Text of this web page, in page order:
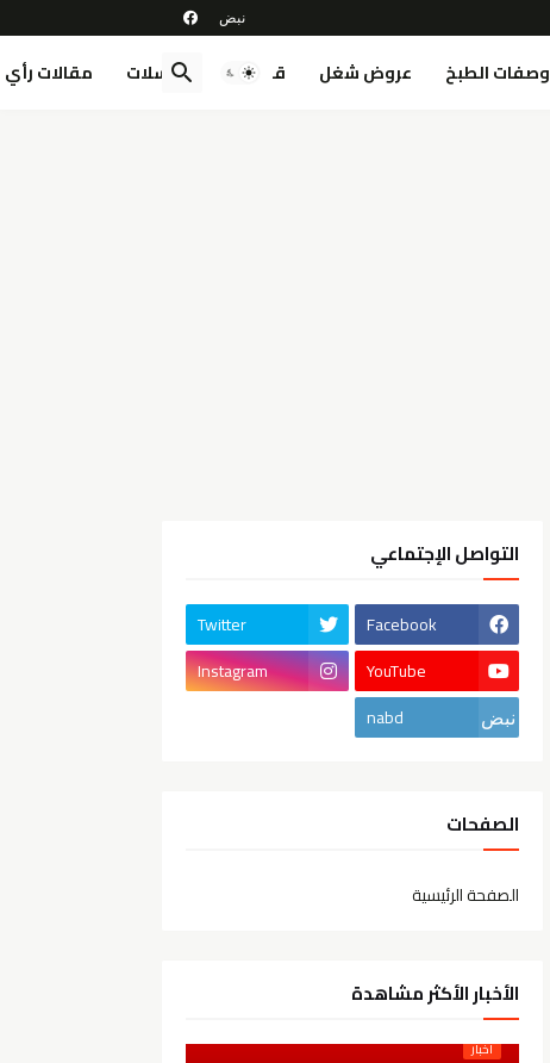
وصفات الطبخ عروض شغل قصص مسلسلات مقالات رأي
التواصل الإجتماعي
Facebook
Twitter
YouTube
Instagram
nabd
الصفحات
الصفحة الرئيسية
الأخبار الأكثر مشاهدة
أخبار